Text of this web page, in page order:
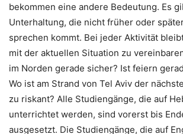
bekommen eine andere Bedeutung. Es
Unterhaltung, die nicht früher oder
sprechen kommt. Bei jeder Aktivität
mit der aktuellen Situation zu
im Norden gerade sicher? Ist feiern
Wo ist am Strand von Tel Aviv der
zu riskant? Alle Studiengänge, die auf
unterrichtet werden, sind vorerst bis
ausgesetzt. Die Studiengänge, die auf